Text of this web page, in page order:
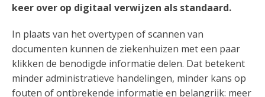
keer over op digitaal verwijzen als standaard.
In plaats van het overtypen of scannen van
documenten kunnen de ziekenhuizen met een paar
klikken de benodigde informatie delen. Dat betekent
minder administratieve handelingen, minder kans op
fouten of ontbrekende informatie en belangrijk: meer